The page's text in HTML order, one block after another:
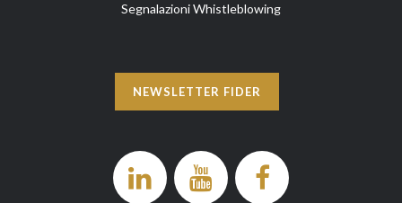
Segnalazioni Whistleblowing
NEWSLETTER FIDER